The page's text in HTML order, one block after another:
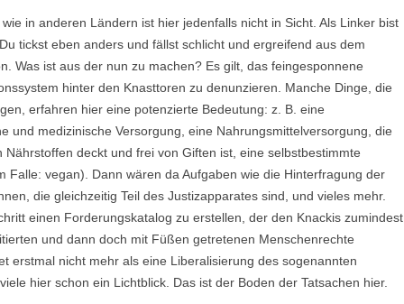
in anderen Ländern ist hier jedenfalls nicht in Sicht. Als Linker bist
tickst eben anders und fällst schlicht und ergreifend aus dem
Was ist aus der nun zu machen? Es gilt, das feingesponnene
hinter den Knasttoren zu denunzieren. Manche Dinge, die
erfahren hier eine potenzierte Bedeutung: z. B. eine
und medizinische Versorgung, eine Nahrungsmittelversorgung, die
deckt und frei von Giften ist, eine selbstbestimmte
Falle: vegan). Dann wären da Aufgaben wie die Hinterfragung der
die gleichzeitig Teil des Justizapparates sind, und vieles mehr.
einen Forderungskatalog zu erstellen, der den Knackis zumindest
und dann doch mit Füßen getretenen Menschenrechte
erstmal nicht mehr als eine Liberalisierung des sogenannten
hier schon ein Lichtblick. Das ist der Boden der Tatsachen hier.